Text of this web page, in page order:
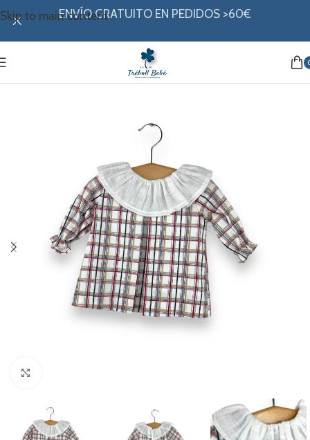
Skip to main contentENVÍO GRATUITO EN PEDIDOS >60€
Colección invierno